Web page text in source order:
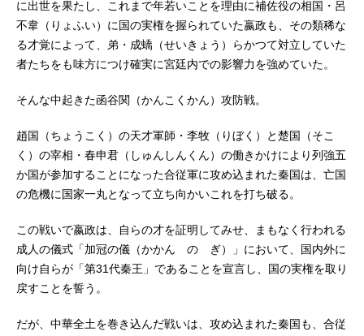
に出世を果たし、これまで年若いことを理由に補佐役の相国・呂
不韋（りょふい）に国の実権を握られていた嬴政も、その類稀な
る才覚によって、弟・成蟜（せいきょう）らかつて対立していた
者たちをも味方につけ確実に宮廷内での影響力を強めていた。
そんな中起きた函谷関（かんこくかん）攻防戦。
趙国（ちょうこく）の天才軍師・李牧（りぼく）と楚国（そこ
く）の宰相・春申君（しゅんしんくん）の働きかけにより列強五
か国が参加することになった合従軍に攻め込まれた秦国は、亡国
の危機に国家一丸となって立ち向かいこれを打ち破る。
この戦いで嬴政は、自らの才を証明してみせ、まもなく行われる
成人の儀式「加冠の儀（かかん の ぎ）」において、国内外に
向け自らが「第31代秦王」であることを宣言し、国の実権を取り
戻すことを誓う。
だが、中華全土を巻き込んだ戦いは、攻め込まれた秦国も、合従